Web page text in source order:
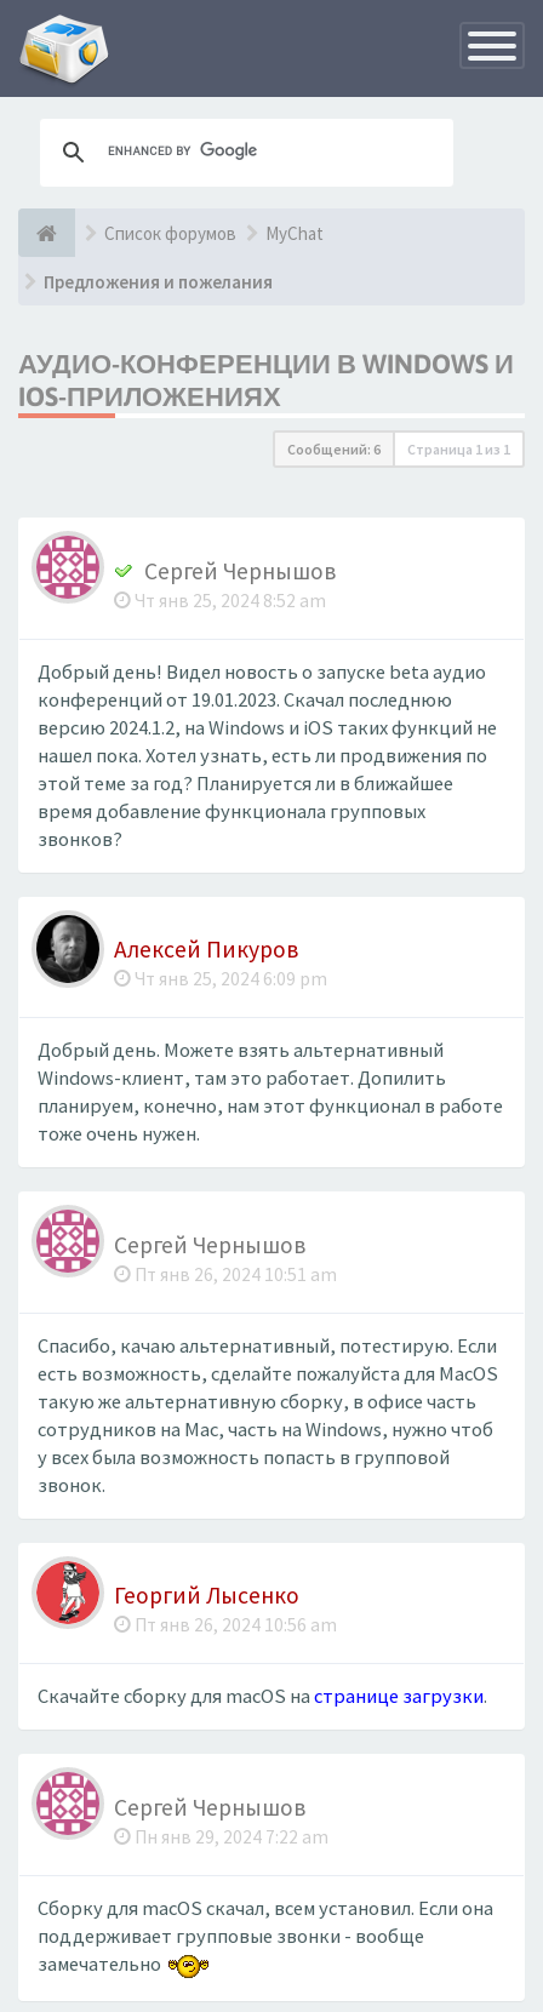
Список форумов MyChat
Предложения и пожелания
АУДИО-КОНФЕРЕНЦИИ В WINDOWS И
IOS-ПРИЛОЖЕНИЯХ
Сообщений: 6 Страница 1 из 1
Сергей Чернышов
Чт янв 25, 2024 8:52 am
Добрый день! Видел новость о запуске beta аудио
конференций от 19.01.2023. Скачал последнюю
версию 2024.1.2, на Windows и iOS таких функций не
нашел пока. Хотел узнать, есть ли продвижения по
этой теме за год? Планируется ли в ближайшее
время добавление функционала групповых
звонков?
Алексей Пикуров
Чт янв 25, 2024 6:09 pm
Добрый день. Можете взять альтернативный
Windows-клиент, там это работает. Допилить
планируем, конечно, нам этот функционал в работе
тоже очень нужен.
Сергей Чернышов
Пт янв 26, 2024 10:51 am
Спасибо, качаю альтернативный, потестирую. Если
есть возможность, сделайте пожалуйста для MacOS
такую же альтернативную сборку, в офисе часть
сотрудников на Mac, часть на Windows, нужно чтоб
у всех была возможность попасть в групповой
звонок.
Георгий Лысенко
Пт янв 26, 2024 10:56 am
Скачайте сборку для macOS настранице загрузки.
Сергей Чернышов
Пн янв 29, 2024 7:22 am
Cборку для macOS скачал, всем установил. Если она
поддерживает групповые звонки - вообще
замечательно